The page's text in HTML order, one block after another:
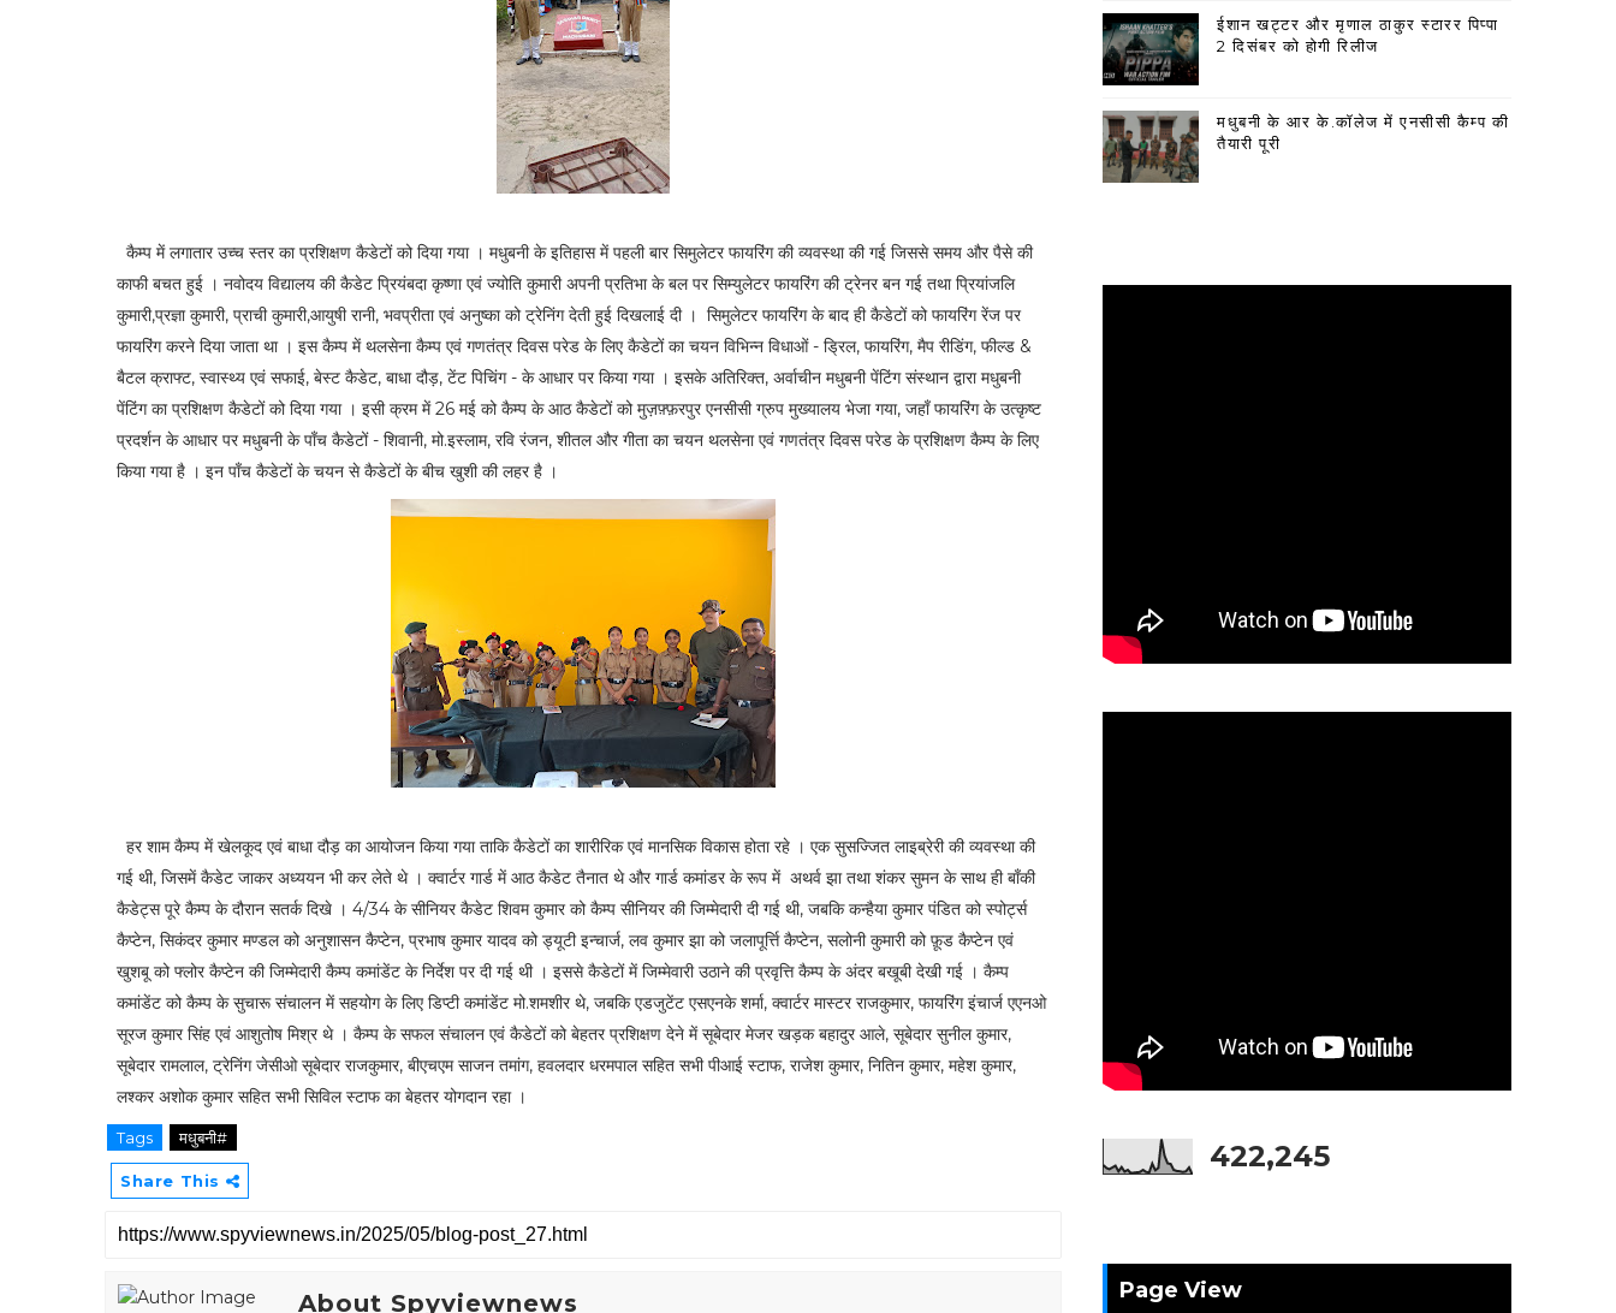
कैम्प में लगातार उच्च स्तर का प्रशिक्षण कैडेटों को दिया गया । मधुबनी के इतिहास में पहली बार सिमुलेटर फायरिंग की व्यवस्था की गई जिससे समय और पैसे की
काफी बचत हुई । नवोदय विद्यालय की कैडेट प्रियंबदा कृष्णा एवं ज्योति कुमारी अपनी प्रतिभा के बल पर सिम्युलेटर फायरिंग की ट्रेनर बन गई तथा प्रियांजलि
कुमारी,प्रज्ञा कुमारी, प्राची कुमारी,आयुषी रानी, भवप्रीता एवं अनुष्का को ट्रेनिंग देती हुई दिखलाई दी । सिमुलेटर फायरिंग के बाद ही कैडेटों को फायरिंग रेंज पर
फायरिंग करने दिया जाता था । इस कैम्प में थलसेना कैम्प एवं गणतंत्र दिवस परेड के लिए कैडेटों का चयन विभिन्न विधाओं - ड्रिल, फायरिंग, मैप रीडिंग, फील्ड &
बैटल क्राफ्ट, स्वास्थ्य एवं सफाई, बेस्ट कैडेट, बाधा दौड़, टेंट पिचिंग - के आधार पर किया गया । इसके अतिरिक्त, अर्वाचीन मधुबनी पेंटिंग संस्थान द्वारा मधुबनी
पेंटिंग का प्रशिक्षण कैडेटों को दिया गया । इसी क्रम में 26 मई को कैम्प के आठ कैडेटों को मुज़फ़्फ़रपुर एनसीसी ग्रुप मुख्यालय भेजा गया, जहाँ फायरिंग के उत्कृष्ट
प्रदर्शन के आधार पर मधुबनी के पाँच कैडेटों - शिवानी, मो.इस्लाम, रवि रंजन, शीतल और गीता का चयन थलसेना एवं गणतंत्र दिवस परेड के प्रशिक्षण कैम्प के लिए
किया गया है । इन पाँच कैडेटों के चयन से कैडेटों के बीच खुशी की लहर है ।
हर शाम कैम्प में खेलकूद एवं बाधा दौड़ का आयोजन किया गया ताकि कैडेटों का शारीरिक एवं मानसिक विकास होता रहे । एक सुसज्जित लाइब्रेरी की व्यवस्था की
गई थी, जिसमें कैडेट जाकर अध्ययन भी कर लेते थे । क्वार्टर गार्ड में आठ कैडेट तैनात थे और गार्ड कमांडर के रूप में अथर्व झा तथा शंकर सुमन के साथ ही बाँकी
कैडेट्स पूरे कैम्प के दौरान सतर्क दिखे । 4/34 के सीनियर कैडेट शिवम कुमार को कैम्प सीनियर की जिम्मेदारी दी गई थी, जबकि कन्हैया कुमार पंडित को स्पोर्ट्स
कैप्टेन, सिकंदर कुमार मण्डल को अनुशासन कैप्टेन, प्रभाष कुमार यादव को ड्यूटी इन्चार्ज, लव कुमार झा को जलापूर्त्ति कैप्टेन, सलोनी कुमारी को फ़ूड कैप्टेन एवं
खुशबू को फ्लोर कैप्टेन की जिम्मेदारी कैम्प कमांडेंट के निर्देश पर दी गई थी । इससे कैडेटों में जिम्मेवारी उठाने की प्रवृत्ति कैम्प के अंदर बखूबी देखी गई । कैम्प
कमांडेंट को कैम्प के सुचारू संचालन में सहयोग के लिए डिप्टी कमांडेंट मो.शमशीर थे, जबकि एडजुटेंट एसएनके शर्मा, क्वार्टर मास्टर राजकुमार, फायरिंग इंचार्ज एएनओ
सूरज कुमार सिंह एवं आशुतोष मिश्र थे । कैम्प के सफल संचालन एवं कैडेटों को बेहतर प्रशिक्षण देने में सूबेदार मेजर खड़क बहादुर आले, सूबेदार सुनील कुमार,
सूबेदार रामलाल, ट्रेनिंग जेसीओ सूबेदार राजकुमार, बीएचएम साजन तमांग, हवलदार धरमपाल सहित सभी पीआई स्टाफ, राजेश कुमार, नितिन कुमार, महेश कुमार,
लश्कर अशोक कुमार सहित सभी सिविल स्टाफ का बेहतर योगदान रहा ।
Tags मधुबनी#
Share This
About Spyviewnews
ईशान खट्टर और मृणाल ठाकुर स्टारर पिप्पा
2 दिसंबर को होगी रिलीज
मधुबनी के आर के.कॉलेज में एनसीसी कैम्प की
तैयारी पूरी
422,245
Page View